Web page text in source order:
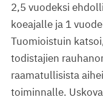
2,5 vuodeksi
koeajalle ja 1
Tuomioistuin
todistajien
raamatullisista
toiminnalle.